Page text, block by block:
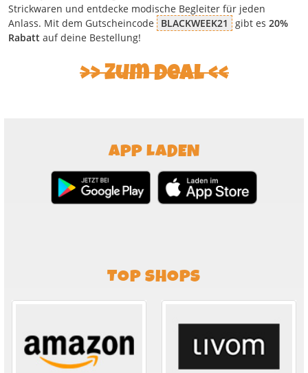
Strickwaren und entdecke modische Begleiter für jeden
Anlass. Mit dem Gutscheincode
BLACKWEEK21 gibt es 20%
Rabatt auf deine Bestellung!
Zum Deal
APP LADEN
TOP SHOPS